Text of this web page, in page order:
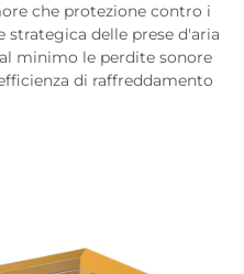
che protezione contro i
delle prese d'aria
minimo le perdite sonore
di raffreddamento